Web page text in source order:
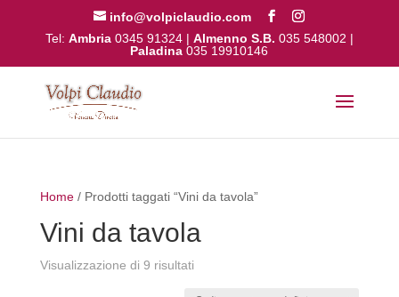
info@volpiclaudio.com
Tel: Ambria 0345 91324| Almenno S.B. 035 548002 |
Paladina 035 19910146
Home/ Prodotti taggati “Vini da tavola”
Vini da tavola
Visualizzazione di 9 risultati